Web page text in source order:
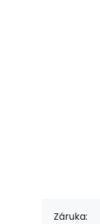
Záruka: